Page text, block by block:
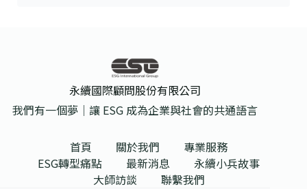
永續國際顧問股份有限公司
我們有一個夢｜讓 ESG 成為企業與社會的共通語言
首頁 關於我們
專業服務
ESG轉型痛點
最新消息
永續小兵故事
大師訪談
聯繫我們